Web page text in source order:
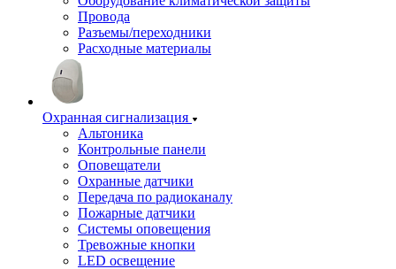
Провода
Разъемы/переходники
Расходные материалы
Охранная сигнализация
Альтоника
Контрольные панели
Оповещатели
Охранные датчики
Передача по радиоканалу
Пожарные датчики
Системы оповещения
Тревожные кнопки
LED освещение